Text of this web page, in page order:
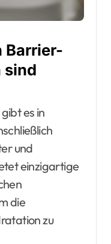
Barrier-
sind
es in
und
einzigartige
die
zu